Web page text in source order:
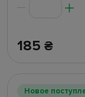
185 ₴
Новое